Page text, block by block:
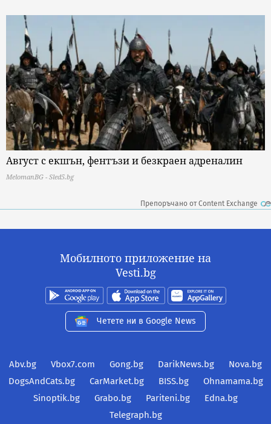
Август с екшън, фентъзи и безкраен адреналин
MelomanBG - Sled5.bg
Препоръчано от Content Exchange
Мобилното приложение на
Vesti.bg
Четете ни в Google News
Abv.bg Vbox7.com Gong.bg DarikNews.bg
Nova.bg
DogsAndCats.bg
CarMarket.bg BISS.bg
Ohnamama.bg
Sinoptik.bg
Grabo.bg Pariteni.bg
Edna.bg
Telegraph.bg